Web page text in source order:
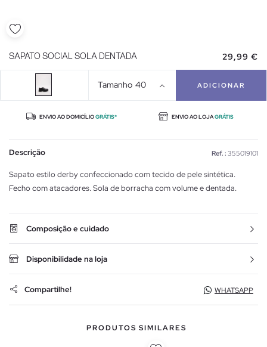
SAPATO SOCIAL SOLA DENTADA 29,99 €
Tamanho 40 ADICIONAR
ENVIO AO DOMICÍLIOGRÁTIS* ENVIO AO LOJAGRÁTIS
Descrição Ref. : 355019101
Sapato estilo derby confeccionado com tecido de pele sintética.
Fecho com atacadores. Sola de borracha com volume e dentada.
Composição e cuidado
Disponibilidade na loja
Compartilhe! WHATSAPP
PRODUTOS SIMILARES